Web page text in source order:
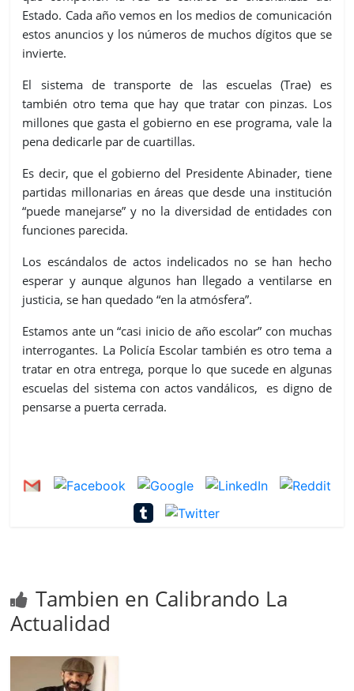
Estado. Cada año vemos en los medios de comunicación
estos anuncios y los números de muchos dígitos que se
invierte.
El sistema de transporte de las escuelas (Trae) es
también otro tema que hay que tratar con pinzas. Los
millones que gasta el gobierno en ese programa, vale la
pena dedicarle par de cuartillas.
Es decir, que el gobierno del Presidente Abinader, tiene
partidas millonarias en áreas que desde una institución
“puede manejarse” y no la diversidad de entidades con
funciones parecida.
Los escándalos de actos indelicados no se han hecho
esperar y aunque algunos han llegado a ventilarse en
justicia, se han quedado “en la atmósfera”.
Estamos ante un “casi inicio de año escolar” con muchas
interrogantes. La Policía Escolar también es otro tema a
tratar en otra entrega, porque lo que sucede en algunas
escuelas del sistema con actos vandálicos, es digno de
pensarse a puerta cerrada.
Tambien en Calibrando La
Actualidad